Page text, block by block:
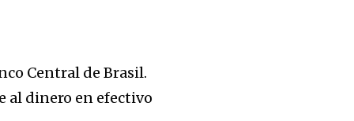
Central de Brasil.
al dinero en efectivo